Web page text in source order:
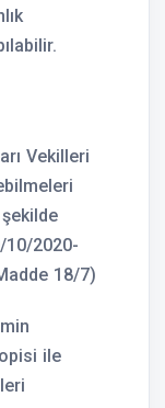
Vekilleri
10/2020-
18/7)
ile